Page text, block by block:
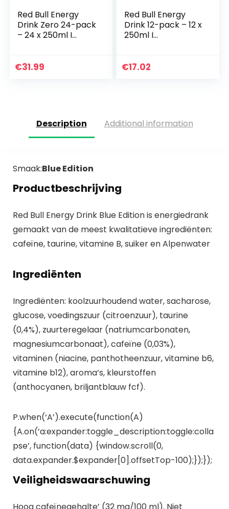
Red Bull Energy
Drink Zero 24-pack
– 24 x 250ml I
Wereldwijd
€31.99
Red Bull Energy
Drink 12-pack – 12 x
250ml I
Wereldwijd
€17.02
Description Additional information
Smaak:Blue Edition
Productbeschrijving
Red Bull Energy Drink Blue Edition is energiedrank
gemaakt van de meest kwalitatieve ingrediënten:
cafeïne, taurine, vitamine B, suiker en Alpenwater
Ingrediënten
Ingrediënten: koolzuurhoudend water, sacharose,
glucose, voedingszuur (citroenzuur), taurine
(0,4%), zuurteregelaar (natriumcarbonaten,
magnesiumcarbonaat), cafeïne (0,03%),
vitaminen (niacine, panthotheenzuur, vitamine b6,
vitamine b12), aroma’s, kleurstoffen
(anthocyanen, briljantblauw fcf).
P.when(‘A’).execute(function(A)
{A.on(‘a:expander:toggle_description:toggle:colla
pse’, function(data) {window.scroll(0,
data.expander.$expander[0].offsetTop-100);});});
Veiligheidswaarschuwing
Hoog cafeïnegehalte’ (32 mg/100 ml). Niet